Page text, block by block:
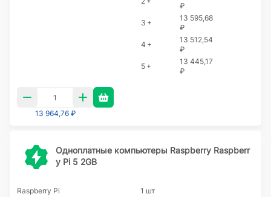
₽
3 +
13 595,68
₽
4 +
13 512,54
₽
5 +
13 445,17
₽
13 964,76 ₽
Одноплатные компьютеры Raspberry Raspberr
y Pi 5 2GB
Raspberry Pi 1 шт